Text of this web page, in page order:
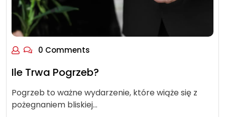
0 Comments
Ile Trwa Pogrzeb?
Pogrzeb to ważne wydarzenie, które wiąże się z
pożegnaniem bliskiej…